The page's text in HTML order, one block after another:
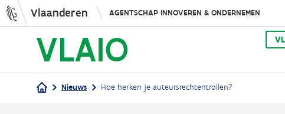
Vlaanderen AGENTSCHAP INNOVEREN & ONDERNEMEN
Nieuws Hoe herken je auteursrechtentrollen?